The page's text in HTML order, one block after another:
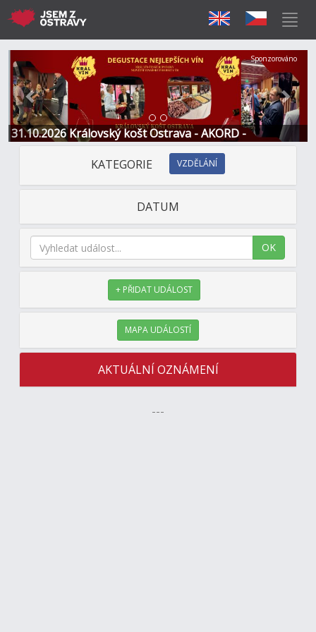
31.10.2026 Královský košt Ostrava - AKORD -
Restaurace a Hotel
Předchozí Další
Sponzorováno
KATEGORIE VZDĚLÁNÍ
DATUM
OK
+ PŘIDAT UDÁLOST
MAPA UDÁLOSTÍ
AKTUÁLNÍ OZNÁMENÍ
---